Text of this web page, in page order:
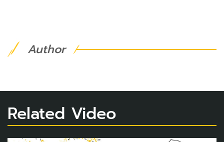
Author
Related Video